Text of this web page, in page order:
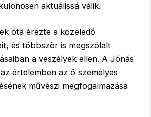
aktuálissá válik.
óta érezte a közeledő
és többször is megszólalt
a veszélyek ellen. A Jónás
értelemben az ő személyes
művészi megfogalmazása